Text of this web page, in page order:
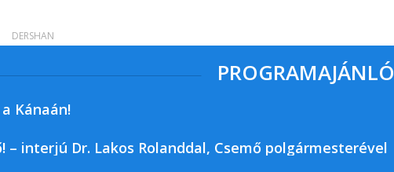
PROGRAMAJÁNLÓ
Kánaán!
– interjú Dr. Lakos Rolanddal, Csemő polgármesterével
DERSHAN